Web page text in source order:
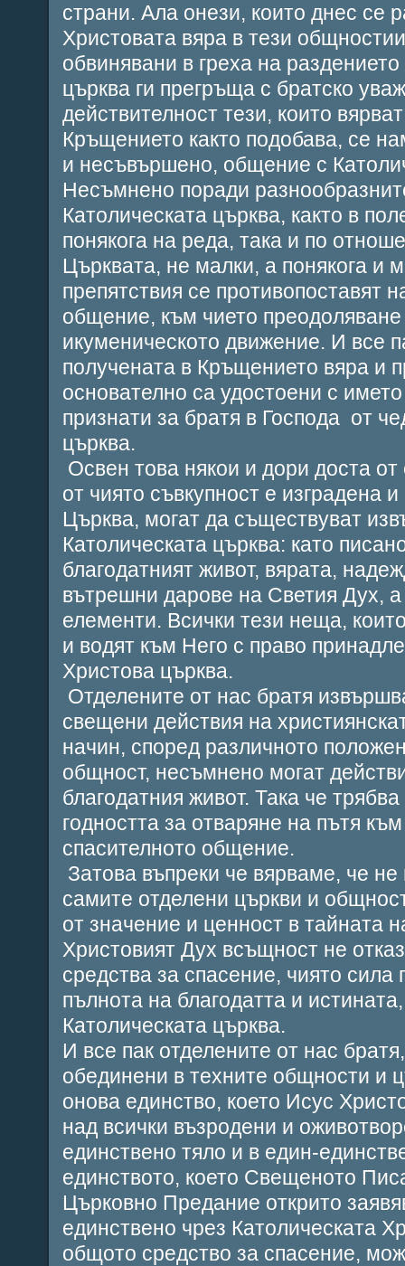
страни. Ала онези, които днес се
Христовата вяра в тези
обвинявани в греха на
църква ги прегръща с братско
действителност тези, които
Кръщението както подобава, се
и несъвършено, общение с
Несъмнено поради
Католическата църква, както в
понякога на реда, така и по
Църквата, не малки, а понякога и
препятствия се противопоставят
общение, към чието
икуменическото движение. И все
получената в Кръщението вяра и
основателно са удостоени с
признати за братя в Господа от
църква.
Освен това някои и дори доста
от чиято съвкупност е изградена
Църква, могат да съществуват
Католическата църква: като
благодатният живот, вярата,
вътрешни дарове на Светия Дух,
елементи. Всички тези неща,
и водят към Него с право
Христова църква.
Отделените от нас братя
свещени действия на
начин, според различното
общност, несъмнено могат
благодатния живот. Така че
годността за отваряне на пътя
спасителното общение.
Затова въпреки че вярваме, че
самите отделени църкви и
от значение и ценност в тайната
Христовият Дух всъщност не
средства за спасение, чиято сила
пълнота на благодатта и
Католическата църква.
И все пак отделените от нас
обединени в техните общности и
онова единство, което Исус
над всички възродени и
единствено тяло и в един-
единството, което Свещеното
Църковно Предание открито
единствено чрез Католическата
общото средство за спасение,